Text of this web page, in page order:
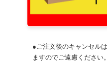
●ご注文後のキャンセル
ますのでご遠慮ください。